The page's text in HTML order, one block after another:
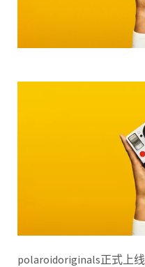
polaroidoriginals正式上线